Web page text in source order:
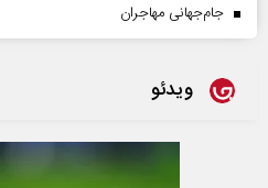
جام‌جهانی مهاجران
ویدئو